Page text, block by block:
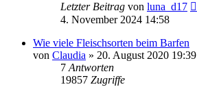
Letzter Beitrag von luna_d17
4. November 2024 14:58
Wie viele Fleischsorten beim Barfen
von Claudia » 20. August 2020 19:39
7 Antworten
19857 Zugriffe